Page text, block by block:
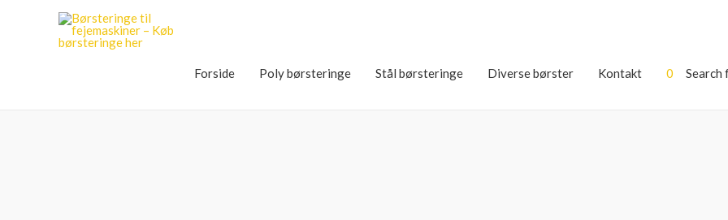
Forside Poly børsteringe Stål børsteringe Diverse børster Kontakt 0 Search